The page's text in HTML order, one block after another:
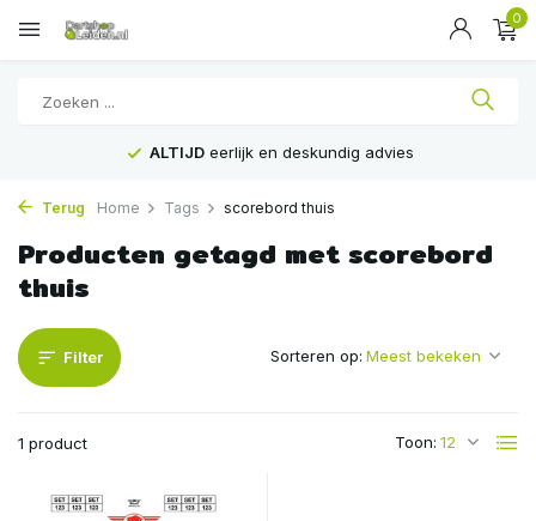
0
ALTIJD eerlijk en deskundig advies
Terug Home Tags scorebord thuis
Producten getagd met scorebord
thuis
Filter
1 product Toon:
Sorteren op: